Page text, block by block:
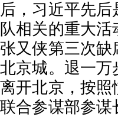
后，习近平先
队相关的重大
张又侠第三次缺
北京城。退一万
离开北京，按照
联合参谋部参谋